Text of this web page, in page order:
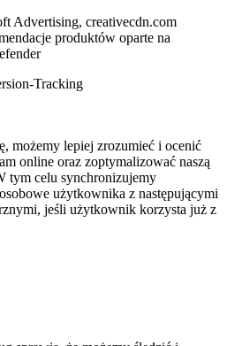
Advertising, creativecdn.com
produktów oparte na
Tracking
możemy lepiej zrozumieć i ocenić
online oraz zoptymalizować naszą
tym celu synchronizujemy
użytkownika z następującymi
jeśli użytkownik korzysta już z